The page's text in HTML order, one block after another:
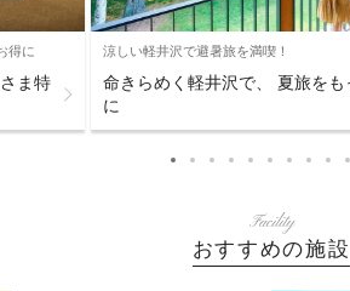
得に
ま特
涼しい軽井沢で避暑旅を満喫！
命きらめく軽井沢で、 夏旅をも
に
Facility
おすすめの施設